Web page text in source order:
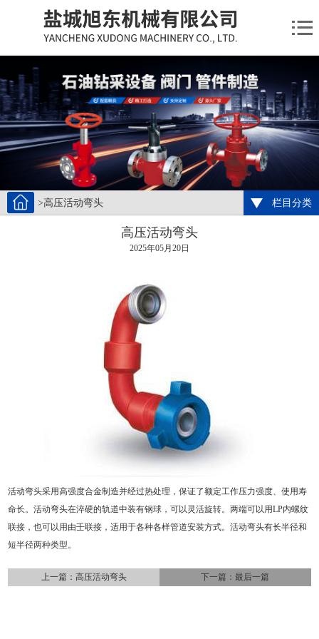
>高压活动弯头 栏目分类
高压活动弯头
2025年05月20日
活动弯头采用高强度合金制造并经过热处理，保证了额定工作压力强度、使用寿
命长。活动弯头在淬硬的轨道中装有钢球，可以灵活旋转。两端可以用LP内螺纹
联接，也可以用由壬联接，适用于各种各样管道安装方式。活动弯头有长半径和
短半径两种类型。
上一篇： 高压活动弯头 下一篇：最后一篇